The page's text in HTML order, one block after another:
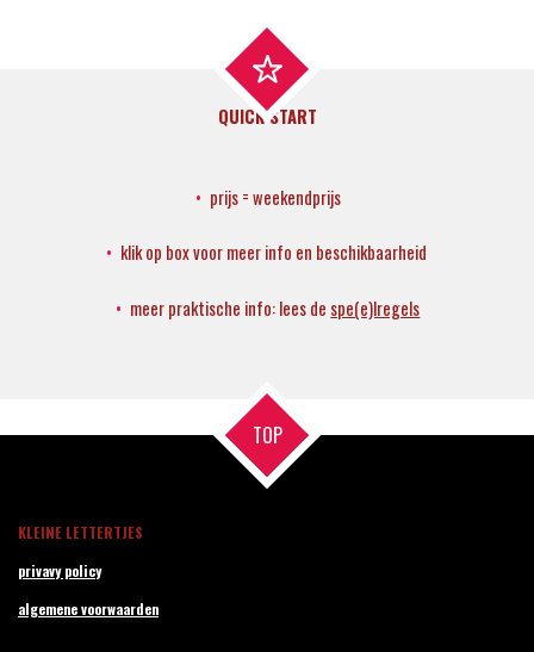
QUICK START
prijs = weekendprijs
klik op box voor meer info en beschikbaarheid
meer praktische info: lees de spe(e)lregels
TOP
KLEINE LETTERTJES
privavy policy
algemene voorwaarden